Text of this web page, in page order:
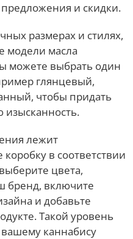
и скидки.
размерах и стилях,
модели масла
можете выбрать один
глянцевый,
чтобы придать
изысканность.
лежит
в соответствии
цвета,
бренд, включите
и добавьте
Такой уровень
каннабису